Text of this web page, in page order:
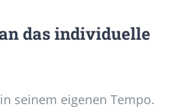
das individuelle
seinem eigenen Tempo.